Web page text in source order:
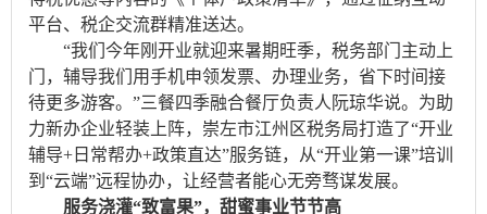
平台、税企交流群精准送达。
“我们今年刚开业就迎来暑期旺季，税务部门主动上
门，辅导我们用手机申领发票、办理业务，省下时间接
待更多游客。”三餐四季融合餐厅负责人阮琼华说。为助
力新办企业轻装上阵，崇左市江州区税务局打造了“开业
辅导+日常帮办+政策直达”服务链，从“开业第一课”培训
到“云端”远程协办，让经营者能心无旁骛谋发展。
服务浇灌“致富果”，甜蜜事业节节高